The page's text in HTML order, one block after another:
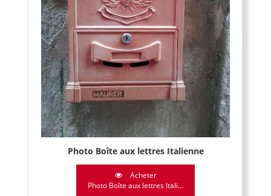
Photo Boîte aux lettres Italienne
Acheter
Photo Boîte aux lettres Itali...